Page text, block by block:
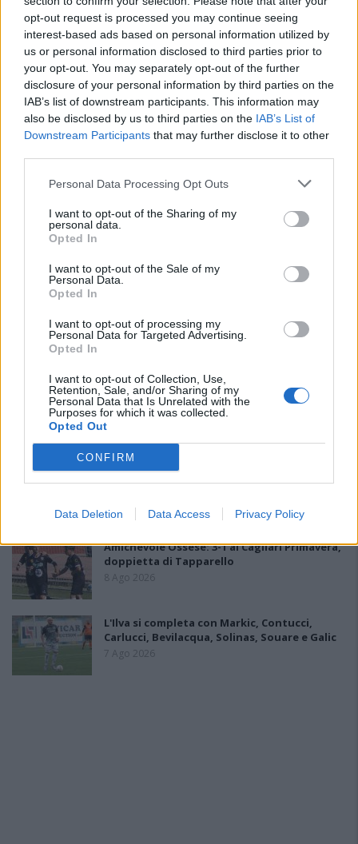
opt-out request is processed you may continue seeing
interest-based ads based on personal information utilized by
us or personal information disclosed to third parties prior to
your opt-out. You may separately opt-out of the further
disclosure of your personal information by third parties on the
IAB’s list of downstream participants. This information may
also be disclosed by us to third parties on the IAB’s List of
Downstream Participants that may further disclose it to other
Personal Data Processing Opt Outs
I want to opt-out of the Sharing of my
personal data.
Opted In
I want to opt-out of the Sale of my
Personal Data.
Opted In
I want to opt-out of processing my
Personal Data for Targeted Advertising.
Opted In
I want to opt-out of Collection, Use,
Retention, Sale, and/or Sharing of my
Personal Data that Is Unrelated with the
Purposes for which it was collected.
Opted Out
CONFIRM
Data Deletion Data Access Privacy Policy
PIÙ LETTI OGGI
Il Monte Alma rinforza l'attacco con Palmas
e Bonivardi, nel Macomer l'estro di Di Angelo
La COS approda a Barisardo tra conferme,
nuovi volti e mister Loi a fare da filo
conduttore
9 Ago 2026
Il Latte Dolce prende Dumani dalla Torres,
Mascia, Sorgente, Lopes, Limberti e Cherchi
8 Ago 2026
Amichevole Ossese: 3-1 al Cagliari Primavera,
doppietta di Tapparello
8 Ago 2026
L'Ilva si completa con Markic, Contucci,
Carlucci, Bevilacqua, Solinas, Souare e Galic
7 Ago 2026